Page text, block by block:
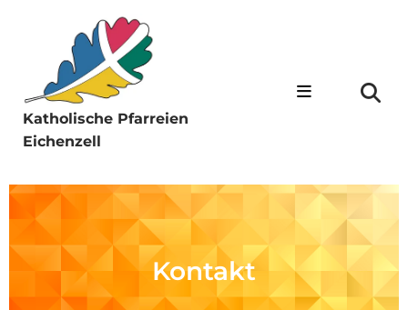
Katholische Pfarreien
Eichenzell
Kontakt